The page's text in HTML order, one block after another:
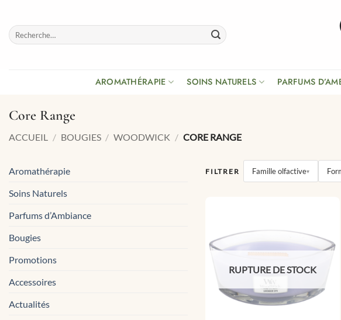
contenu
Recherche
pour :
AROMATHÉRAPIE SOINS NATURELS PARFUMS
Core Range
ACCUEIL / BOUGIES / WOODWICK / CORE RANGE
Aromathérapie
Soins Naturels
Parfums d’Ambiance
Bougies
Promotions
Accessoires
Actualités
FILTRER Famille olfactive
RUPTURE DE STOCK